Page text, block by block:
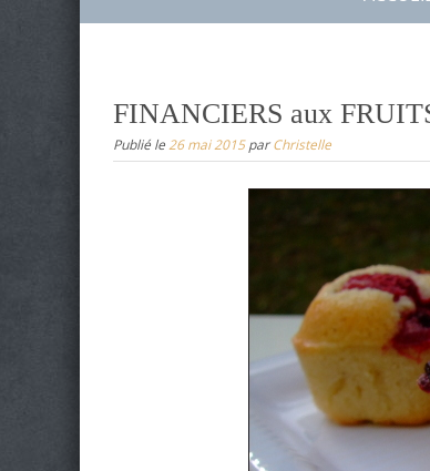
FINANCIERS aux
Publié le 26 mai 2015parChristelle